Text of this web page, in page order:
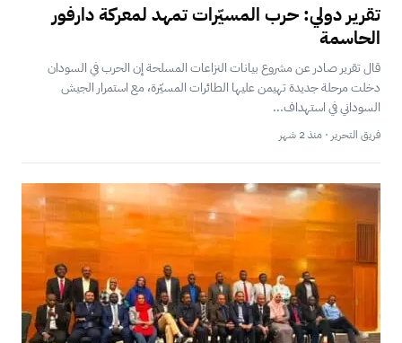
تقرير دولي: حرب المسيّرات تمهد لمعركة دارفور
الحاسمة
قال تقرير صادر عن مشروع بيانات النزاعات المسلحة إن الحرب في السودان
دخلت مرحلة جديدة تهيمن عليها الطائرات المسيّرة، مع استمرار الجيش
السوداني في استهداف...
فريق التحرير · منذ 2 شهر